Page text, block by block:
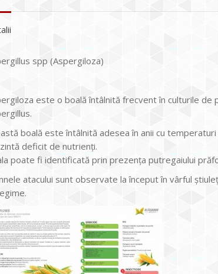
spp (Aspergiloza)
este o boală întâlnită frecvent în culturile de
boală este întâlnită adesea în anii cu
deficit de nutrienți.
poate fi identificată prin prezența putregaiului
atacului sunt observate la început în vârful